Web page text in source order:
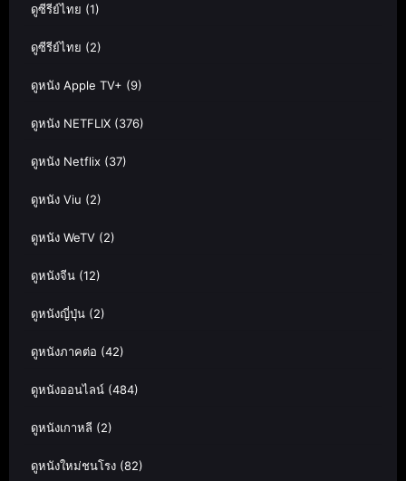
ดูซีรีย์ไทย (1)
ดูซีรีย์ไทย (2)
ดูหนัง Apple TV+ (9)
ดูหนัง NETFLIX (376)
ดูหนัง Netflix (37)
ดูหนัง Viu (2)
ดูหนัง WeTV (2)
ดูหนังจีน (12)
ดูหนังญี่ปุ่น (2)
ดูหนังภาคต่อ (42)
ดูหนังออนไลน์ (484)
ดูหนังเกาหลี (2)
ดูหนังใหม่ชนโรง (82)